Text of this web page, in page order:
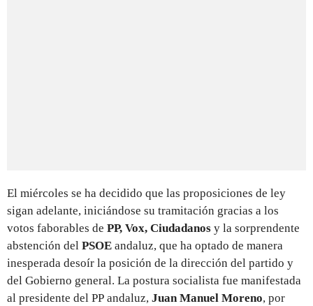
El miércoles se ha decidido que las proposiciones de ley
sigan adelante, iniciándose su tramitación gracias a los
votos faborables de PP, Vox, Ciudadanos y la sorprendente
abstención del PSOE andaluz, que ha optado de manera
inesperada desoír la posición de la dirección del partido y
del Gobierno general. La postura socialista fue manifestada
al presidente del PP andaluz, Juan Manuel Moreno, por